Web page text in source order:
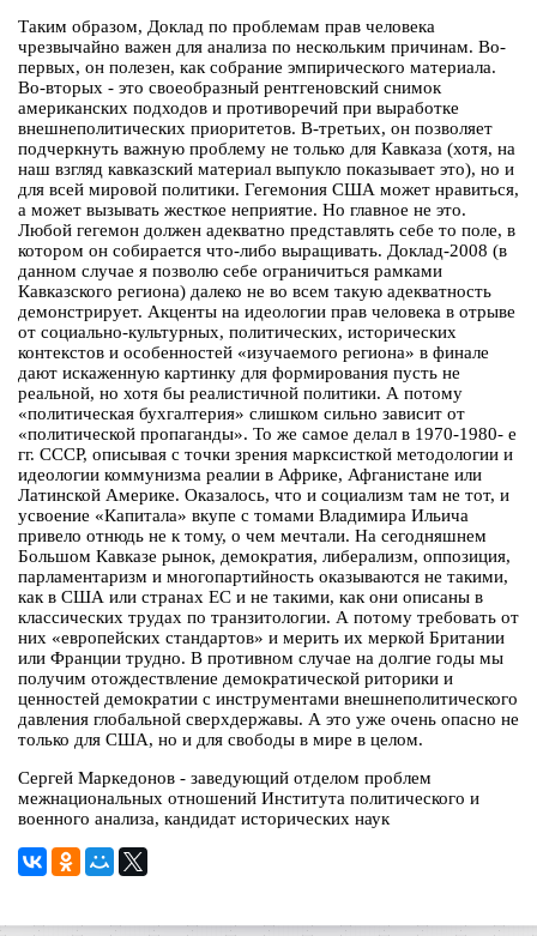
Таким образом, Доклад по проблемам прав человека
чрезвычайно важен для анализа по нескольким причинам. Во-
первых, он полезен, как собрание эмпирического материала.
Во-вторых - это своеобразный рентгеновский снимок
американских подходов и противоречий при выработке
внешнеполитических приоритетов. В-третьих, он позволяет
подчеркнуть важную проблему не только для Кавказа (хотя, на
наш взгляд кавказский материал выпукло показывает это), но и
для всей мировой политики. Гегемония США может нравиться,
а может вызывать жесткое неприятие. Но главное не это.
Любой гегемон должен адекватно представлять себе то поле, в
котором он собирается что-либо выращивать. Доклад-2008 (в
данном случае я позволю себе ограничиться рамками
Кавказского региона) далеко не во всем такую адекватность
демонстрирует. Акценты на идеологии прав человека в отрыве
от социально-культурных, политических, исторических
контекстов и особенностей «изучаемого региона» в финале
дают искаженную картинку для формирования пусть не
реальной, но хотя бы реалистичной политики. А потому
«политическая бухгалтерия» слишком сильно зависит от
«политической пропаганды». То же самое делал в 1970-1980- е
гг. СССР, описывая с точки зрения марксисткой методологии и
идеологии коммунизма реалии в Африке, Афганистане или
Латинской Америке. Оказалось, что и социализм там не тот, и
усвоение «Капитала» вкупе с томами Владимира Ильича
привело отнюдь не к тому, о чем мечтали. На сегодняшнем
Большом Кавказе рынок, демократия, либерализм, оппозиция,
парламентаризм и многопартийность оказываются не такими,
как в США или странах ЕС и не такими, как они описаны в
классических трудах по транзитологии. А потому требовать от
них «европейских стандартов» и мерить их меркой Британии
или Франции трудно. В противном случае на долгие годы мы
получим отождествление демократической риторики и
ценностей демократии с инструментами внешнеполитического
давления глобальной сверхдержавы. А это уже очень опасно не
только для США, но и для свободы в мире в целом.
Сергей Маркедонов - заведующий отделом проблем
межнациональных отношений Института политического и
военного анализа, кандидат исторических наук